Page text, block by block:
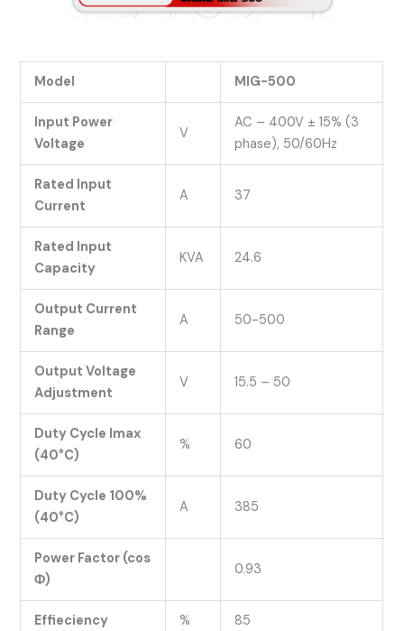
Model MIG-500
Input Power
Voltage
V
AC – 400V ± 15% (3
phase), 50/60Hz
Rated Input
Current
A 37
Rated Input
Capacity
KVA 24.6
Output Current
Range
A 50-500
Output Voltage
Adjustment
V 15.5 – 50
Duty Cycle Imax
(40°C)
% 60
Duty Cycle 100%
(40°C)
A 385
Power Factor (cos
Φ)
0.93
Effieciency % 85